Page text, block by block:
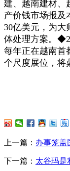
建、越南建材、
产价钱市场报及
30亿美元，为大
体处理方案。
每年正在越南首
个尺度展位，将
上一篇： 办事笼盖
下一篇： 太谷玛是